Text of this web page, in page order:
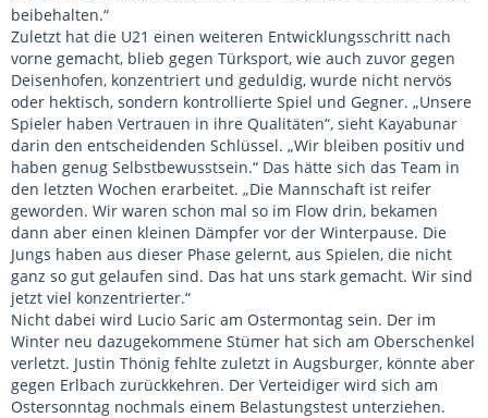
beibehalten.“
Zuletzt hat die U21 einen weiteren Entwicklungsschritt nach
vorne gemacht, blieb gegen Türksport, wie auch zuvor gegen
Deisenhofen, konzentriert und geduldig, wurde nicht nervös
oder hektisch, sondern kontrollierte Spiel und Gegner. „Unsere
Spieler haben Vertrauen in ihre Qualitäten“, sieht Kayabunar
darin den entscheidenden Schlüssel. „Wir bleiben positiv und
haben genug Selbstbewusstsein.“ Das hätte sich das Team in
den letzten Wochen erarbeitet. „Die Mannschaft ist reifer
geworden. Wir waren schon mal so im Flow drin, bekamen
dann aber einen kleinen Dämpfer vor der Winterpause. Die
Jungs haben aus dieser Phase gelernt, aus Spielen, die nicht
ganz so gut gelaufen sind. Das hat uns stark gemacht. Wir sind
jetzt viel konzentrierter.“
Nicht dabei wird Lucio Saric am Ostermontag sein. Der im
Winter neu dazugekommene Stümer hat sich am Oberschenkel
verletzt. Justin Thönig fehlte zuletzt in Augsburger, könnte aber
gegen Erlbach zurückkehren. Der Verteidiger wird sich am
Ostersonntag nochmals einem Belastungstest unterziehen.